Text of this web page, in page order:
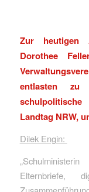
Zur heutigen
Dorothee
entlasten
Landtag NRW,
Dilek Engin:
Elternbriefe,